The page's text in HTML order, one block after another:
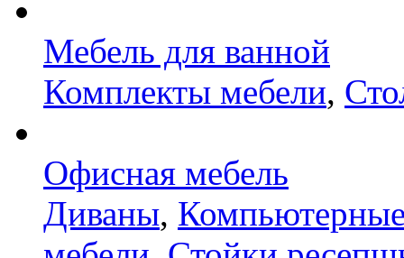
Мебель для ванной
Комплекты мебели,
Офисная мебель
Диваны,